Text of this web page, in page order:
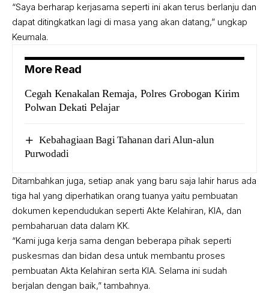
“Saya berharap kerjasama seperti ini akan terus berlanju dan
dapat ditingkatkan lagi di masa yang akan datang,” ungkap
Keumala.
More Read
Cegah Kenakalan Remaja, Polres Grobogan Kirim
Polwan Dekati Pelajar
Kebahagiaan Bagi Tahanan dari Alun-alun
Purwodadi
Ditambahkan juga, setiap anak yang baru saja lahir harus ada
tiga hal yang diperhatikan orang tuanya yaitu pembuatan
dokumen kependudukan seperti Akte Kelahiran, KIA, dan
pembaharuan data dalam KK.
“Kami juga kerja sama dengan beberapa pihak seperti
puskesmas dan bidan desa untuk membantu proses
pembuatan Akta Kelahiran serta KIA. Selama ini sudah
berjalan dengan baik,” tambahnya.